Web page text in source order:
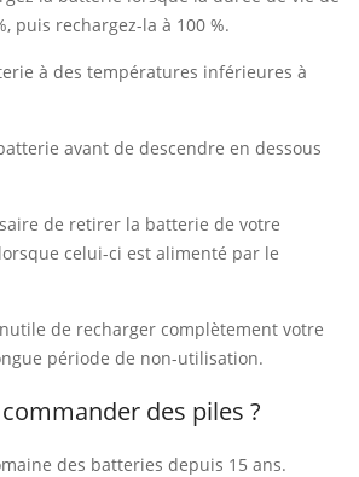
puis rechargez-la à 100 %.
à des températures inférieures à
avant de descendre en dessous
de retirer la batterie de votre
celui-ci est alimenté par le
de recharger complètement votre
période de non-utilisation.
des piles ?
des batteries depuis 15 ans.